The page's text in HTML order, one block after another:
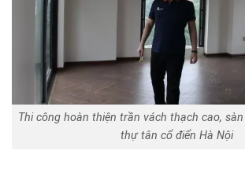
Thi công hoàn thiện trần vách thạch cao,
thự tân cổ điển Hà Nội